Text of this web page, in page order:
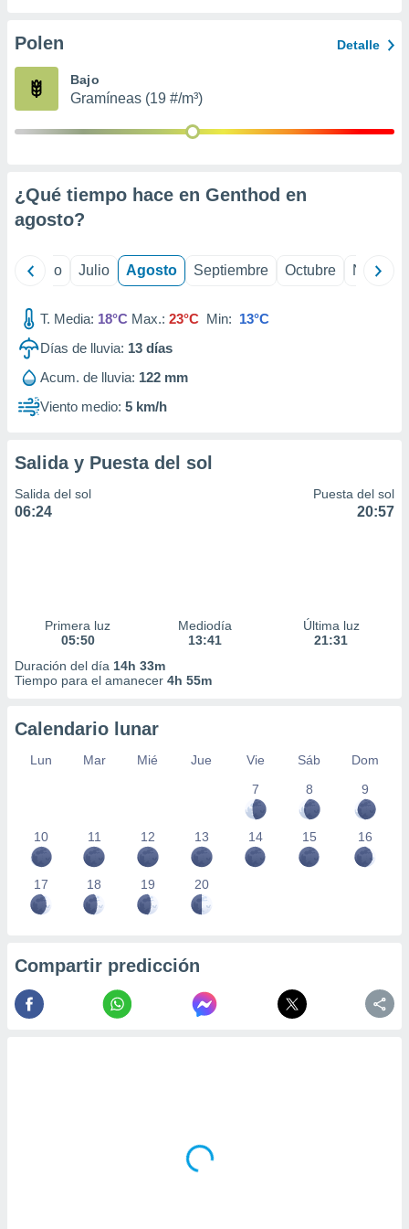
e
mediante
de
1199
Polen Detalle
Bajo
Gramíneas (19 #/m³)
¿Qué tiempo hace en Genthod en
agosto?
Junio Julio Agosto Septiembre Octubre
T. Media: 18°C Max.: 23°C Min: 13°C
Días de lluvia: 13 días
Acum. de lluvia: 122 mm
Viento medio: 5 km/h
Salida y Puesta del sol
Salida del sol
06:24
Puesta del sol
20:57
Primera luz
05:50
Mediodía
13:41
Última luz
21:31
Duración del día 14h 33m
Tiempo para el amanecer 4h 55m
Calendario lunar
Lun Mar Mié Jue Vie Sáb
Dom
7
8 9
10 11 12 13 14 15 16
17 18 19 20
Compartir predicción